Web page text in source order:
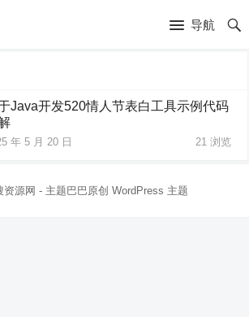
导航
Java开发520情人节表白工具示例代码
年 5 月 20 日 21浏览
资源网 - 主题巴巴原创WordPress 主题